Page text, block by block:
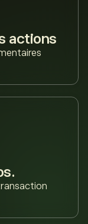
actions